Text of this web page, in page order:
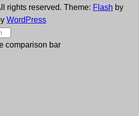
rights reserved. Theme: Flash by
WordPress
comparison bar